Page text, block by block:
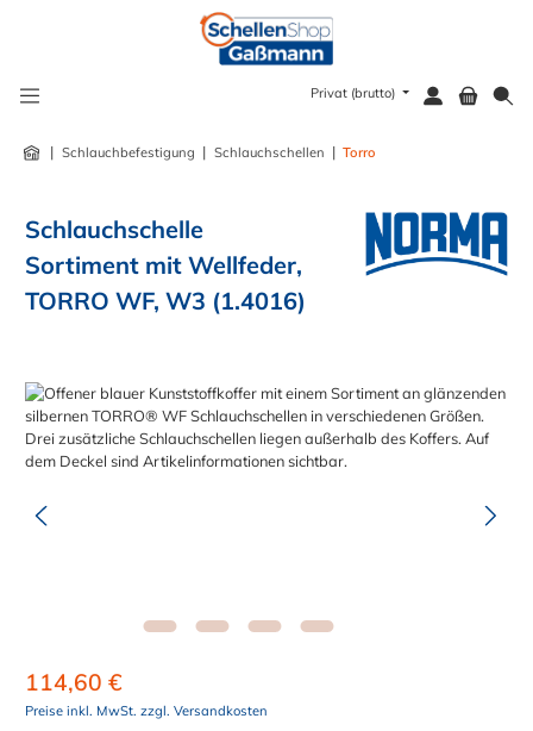
Privat (brutto)
| Schlauchbefestigung | Schlauchschellen | Torro
Schlauchschelle
Sortiment mit Wellfeder,
TORRO WF, W3 (1.4016)
Bildergalerie überspringen
114,60 €
Preise inkl. MwSt. zzgl. Versandkosten